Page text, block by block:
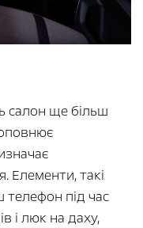
салон ще більш
Елементи, такі
під час
і люк на даху,